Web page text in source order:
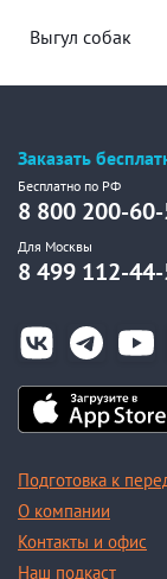
Выгул собак
Заказать
Бесплатно по РФ
8 800 200-
Для Москвы
8 499 112-
Подготовка к
О компании
Контакты и офис
Наш подкаст